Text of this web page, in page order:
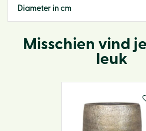
Diameter in cm
Misschien vind
leuk